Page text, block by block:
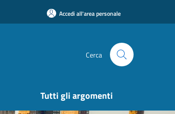
Accedi all'area personale
Cerca
Tutti gli argomenti